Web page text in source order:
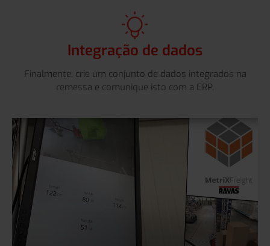
Integração de dados
Finalmente, crie um conjunto de dados integrados na
remessa e comunique isto com a ERP.